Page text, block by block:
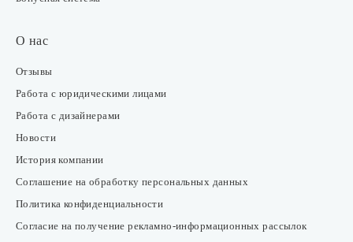
О нас
Отзывы
Работа с юридическими лицами
Работа с дизайнерами
Новости
История компании
Соглашение на обработку персональных данных
Политика конфиденциальности
Согласие на получение рекламно-информационных рассылок